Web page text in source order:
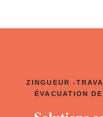
ZINGUEUR -
ÉVACUATION